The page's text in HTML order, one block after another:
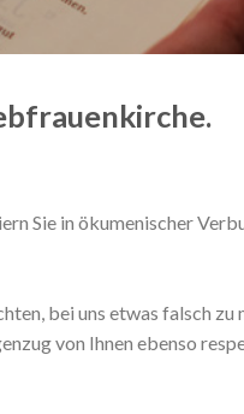
Sie in ökumenischer
bei uns etwas falsch
von Ihnen ebenso